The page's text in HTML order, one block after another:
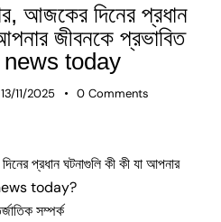
আজকের দিনের প্রধান
জীবনকে প্রভাবিত
news today
13/11/2025 0 Comments
প্রধান ঘটনাগুলি কী কী যা আপনার
news today?
সম্পর্ক